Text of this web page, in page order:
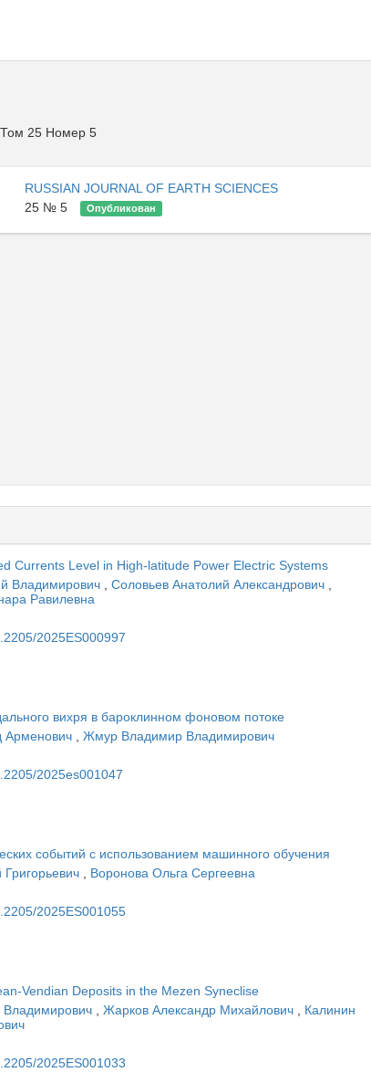
Том 25 Номер 5
RUSSIAN JOURNAL OF EARTH SCIENCES
25 № 5 Опубликован
Currents Level in High-latitude Power Electric Systems
Владимирович Соловьев Анатолий Александрович
Равилевна
2025ES000997
вихря в бароклинном фоновом потоке
Арменович
Жмур Владимир Владимирович
2025es001047
событий с использованием машинного обучения
Воронова Ольга Сергеевна
2025ES001055
Vendian Deposits in the Mezen Syneclise
Владимирович Жарков Александр Михайлович
Калинин
2025ES001033